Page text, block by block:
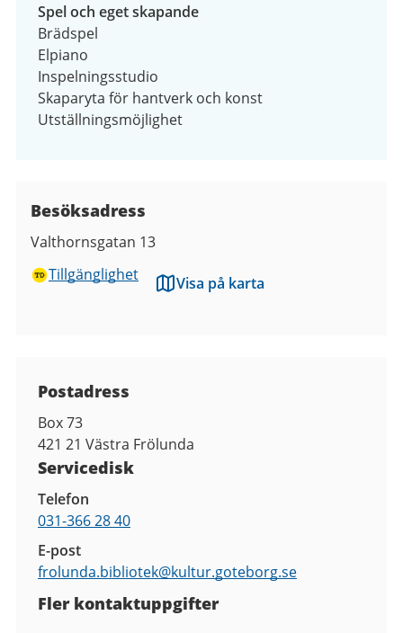
Spel och eget skapande
Brädspel
Elpiano
Inspelningsstudio
Skaparyta för hantverk och konst
Utställningsmöjlighet
Besöksadress
Valthornsgatan 13
Tillgänglighet
Visa på karta
Postadress
Box 73
421 21 Västra Frölunda
Servicedisk
Telefon
031-366 28 40
E-post
frolunda.bibliotek@kultur.goteborg.se
Fler kontaktuppgifter